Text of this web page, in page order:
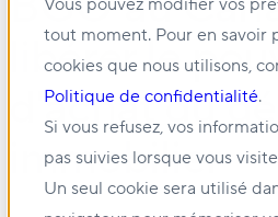
Vous pouvez modifier vos
tout moment. Pour en savoir
cookies que nous utilisons,
Politique de confidentialité.
Si vous refusez, vos
pas suivies lorsque vous
Un seul cookie sera utilisé
libérer le
d'achat du
immobilier